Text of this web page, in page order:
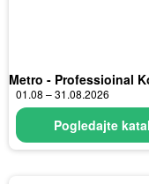
Metro - Professioinal
01.08 – 31.08.2026
Pogledajte